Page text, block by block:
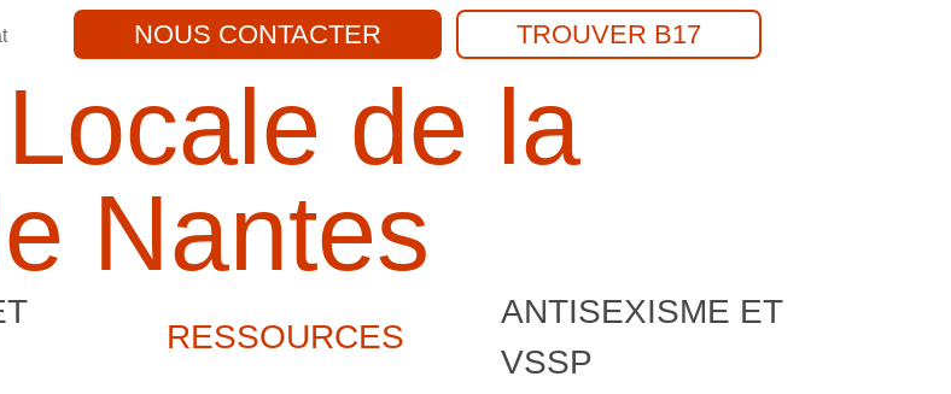
NOUS CONTACTER TROUVER B17
de la
Nantes
RESSOURCES
ANTISEXISME ET
VSSP